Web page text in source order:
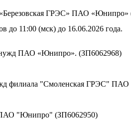
«Березовская ГРЭС» ПАО
до 11:00 (мск) до 16.06.2026 года.
нужд ПАО «Юнипро». (ЗП6062968)
филиала "Смоленская ГРЭС"
ПАО "Юнипро" (ЗП6062950)